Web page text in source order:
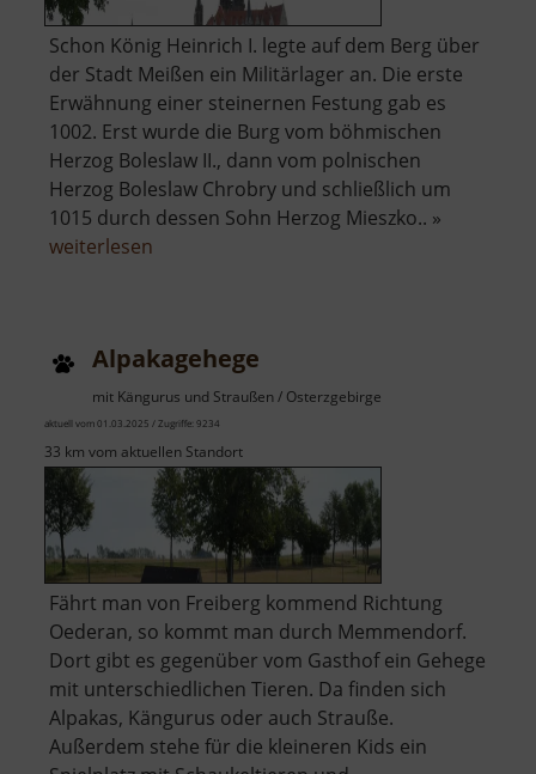
Schon König Heinrich I. legte auf dem Berg über
der Stadt Meißen ein Militärlager an. Die erste
Erwähnung einer steinernen Festung gab es
1002. Erst wurde die Burg vom böhmischen
Herzog Boleslaw II., dann vom polnischen
Herzog Boleslaw Chrobry und schließlich um
1015 durch dessen Sohn Herzog Mieszko.. »
weiterlesen
Alpakagehege
mit Kängurus und Straußen / Osterzgebirge
aktuell vom 01.03.2025 / Zugriffe: 9234
33 km vom aktuellen Standort
Fährt man von Freiberg kommend Richtung
Oederan, so kommt man durch Memmendorf.
Dort gibt es gegenüber vom Gasthof ein Gehege
mit unterschiedlichen Tieren. Da finden sich
Alpakas, Kängurus oder auch Strauße.
Außerdem stehe für die kleineren Kids ein